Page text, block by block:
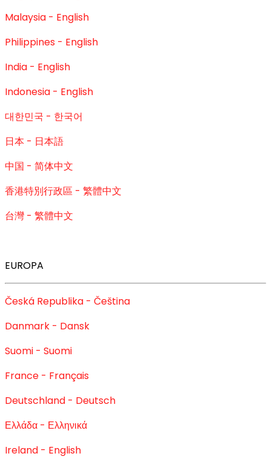
Malaysia - English
Philippines - English
India - English
Indonesia - English
대한민국 - 한국어
日本 - 日本語
中国 - 简体中文
香港特別行政區 - 繁體中文
台灣 - 繁體中文
EUROPA
Česká Republika - Čeština
Danmark - Dansk
Suomi - Suomi
France - Français
Deutschland - Deutsch
Ελλάδα - Ελληνικά
Ireland - English